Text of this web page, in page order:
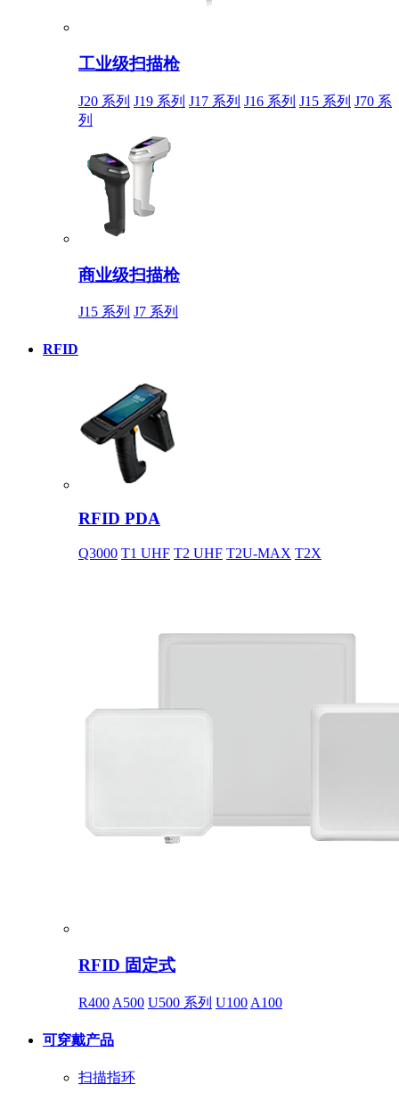
工业级扫描枪
J20 系列 J19 系列 J17 系列 J16 系列 J15 系列 J70 系
列
商业级扫描枪
J15 系列 J7 系列
RFID
RFID PDA
Q3000 T1 UHF T2 UHF T2U-MAX T2X
RFID 固定式
R400 A500 U500 系列 U100 A100
可穿戴产品
扫描指环